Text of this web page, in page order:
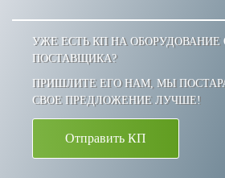
УЖЕ ЕСТЬ КП НА ОБОРУДОВАНИЕ
ПОСТАВЩИКА?
ПРИШЛИТЕ ЕГО НАМ, МЫ
СВОЕ ПРЕДЛОЖЕНИЕ ЛУЧШЕ!
Отправить КП